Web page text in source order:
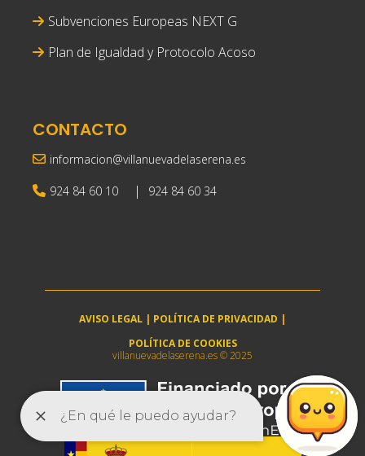
Subvenciones Europeas NEXT G
Plan de Igualdad y Protocolo Acoso
CONTACTO
informacion@villanuevadelaserena.es
924 84 60 10 | 924 84 60 34
AVISO LEGAL | POLÍTICA DE PRIVACIDAD |
POLÍTICA DE COOKIES
villanuevadelaserena.es © 2025